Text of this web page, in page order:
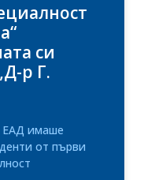
си
р Г.
ЕАД имаше
от първи